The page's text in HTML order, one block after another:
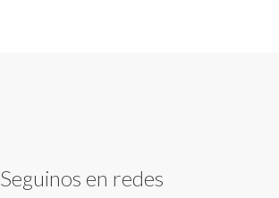
Seguinos en redes